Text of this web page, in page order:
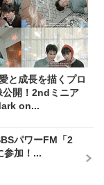
と成長を描くプロ
公開！2ndミニア
on...
パワーFM「2
参加！...